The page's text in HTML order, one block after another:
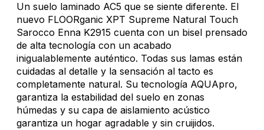
Un suelo laminado AC5 que se siente diferente. El
nuevo FLOORganic XPT Supreme Natural Touch
Sarocco Enna K2915 cuenta con un bisel prensado
de alta tecnología con un acabado
inigualablemente auténtico. Todas sus lamas están
cuidadas al detalle y la sensación al tacto es
completamente natural. Su tecnología AQUApro,
garantiza la estabilidad del suelo en zonas
húmedas y su capa de aislamiento acústico
garantiza un hogar agradable y sin cruijidos.